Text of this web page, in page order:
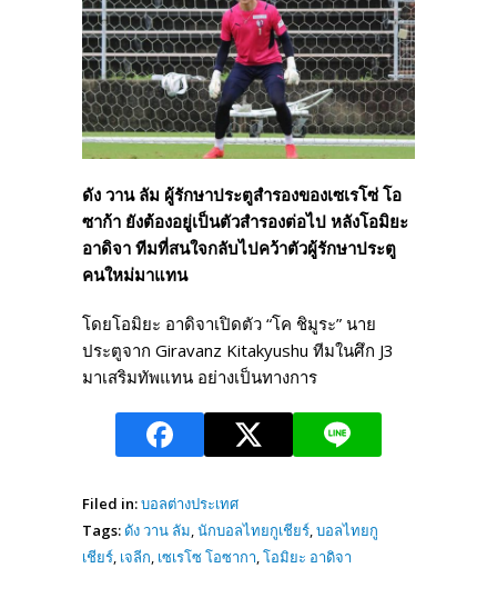
ดัง วาน ลัม ผู้รักษาประตูสำรองของเซเรโซ่ โอ
ซาก้า ยังต้องอยู่เป็นตัวสำรองต่อไป หลังโอมิยะ
อาดิจา ทีมที่สนใจกลับไปคว้าตัวผู้รักษาประตู
คนใหม่มาแทน
โดยโอมิยะ อาดิจาเปิดตัว “โค ชิมูระ” นาย
ประตูจาก Giravanz Kitakyushu ทีมในศึก J3
มาเสริมทัพแทน อย่างเป็นทางการ
Filed in:บอลต่างประเทศ
Tags:ดัง วาน ลัม,นักบอลไทยกูเชียร์,บอลไทยกู
เชียร์, เจลีก, เซเรโซ โอซากา,โอมิยะ อาดิจา